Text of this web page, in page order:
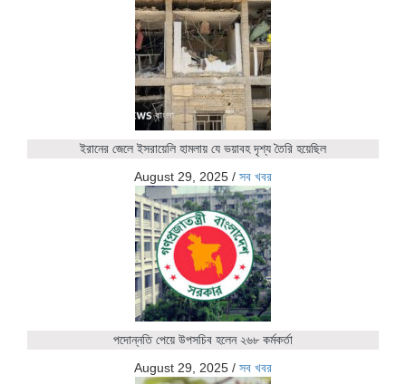
ইরানের জেলে ইসরায়েলি হামলায় যে ভয়াবহ দৃশ্য তৈরি হয়েছিল
August 29, 2025 / সব খবর
পদোন্নতি পেয়ে উপসচিব হলেন ২৬৮ কর্মকর্তা
August 29, 2025 / সব খবর